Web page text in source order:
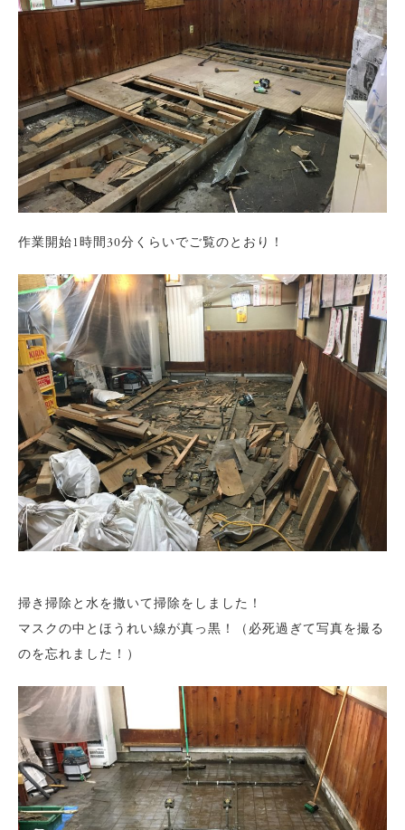
作業開始1時間30分くらいでご覧のとおり！
掃き掃除と水を撒いて掃除をしました！
マスクの中とほうれい線が真っ黒！（必死過ぎて写真を撮る
のを忘れました！）